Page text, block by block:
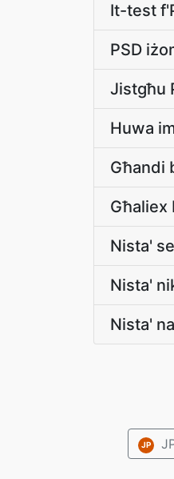
It-test
PSD
Jistgħu
Huwa
Għandi
Għaliex
Nista'
Nista'
Nista'
JP